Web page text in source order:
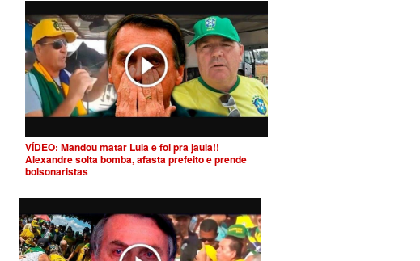
VÍDEO: Mandou matar Lula e foi pra jaula!!
Alexandre solta bomba, afasta prefeito e prende
bolsonaristas